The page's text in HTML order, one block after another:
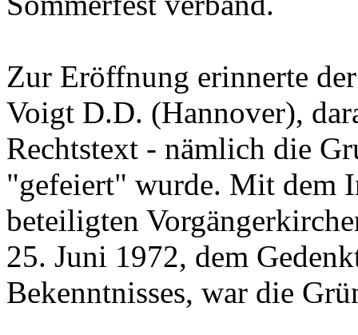
Zur Eröffnung erinnerte
Voigt D.D. (Hannover),
Rechtstext - nämlich die
"gefeiert" wurde. Mit dem
beteiligten
25. Juni 1972, dem
Bekenntnisses, war die